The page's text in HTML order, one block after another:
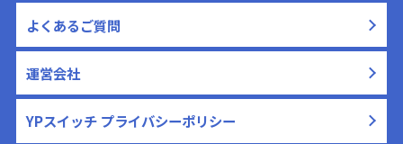
よくあるご質問
運営会社
YPスイッチ プライバシーポリシー